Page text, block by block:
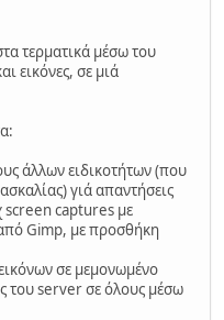
τερματικά μέσω του
εικόνες, σε μιά
άλλων ειδικοτήτων (που
γιά απαντήσεις
screen captures με
Gimp, με προσθήκη
σε μεμονωμένο
του server σε όλους μέσω